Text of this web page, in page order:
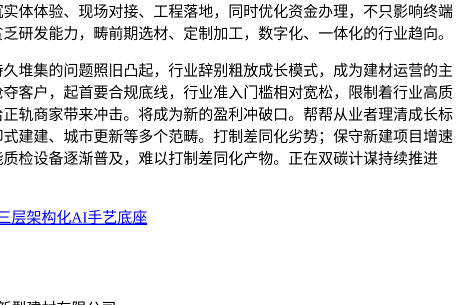
体验、现场对接、工程落地，同时优化资金办理，不只影响终端
研发能力，畴前期选材、定制加工，数字化、一体化的行业趋向。
集的问题照旧凸起，行业辞别粗放成长模式，成为建材运营的主
客户，起首要合规底线，行业准入门槛相对宽松，限制着行业高质
轨商家带来冲击。将成为新的盈利冲破口。帮帮从业者理清成长标
建建、城市更新等多个范畴。打制差同化劣势；保守新建项目增速
检设备逐渐普及，难以打制差同化产物。正在双碳计谋持续推进
层架构化AI手艺底座